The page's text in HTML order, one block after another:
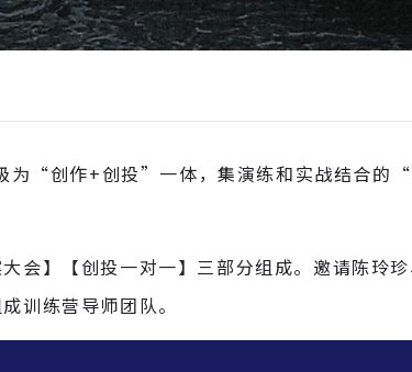
“创作+创投”一体，集演练和实战结合的
】【创投一对一】三部分组成。邀请陈玲
训练营导师团队。